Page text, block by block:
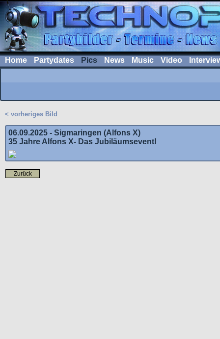
Home Partydates Pics News Music Video
< vorheriges Bild
06.09.2025 - Sigmaringen (Alfons X)
35 Jahre Alfons X- Das Jubiläumsevent!